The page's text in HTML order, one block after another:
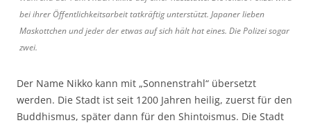
bei ihrer Öffentlichkeitsarbeit tatkräftig unterstützt. Japaner lieben
Maskottchen und jeder der etwas auf sich hält hat eines. Die Polizei sogar
zwei.
Der Name Nikko kann mit „Sonnenstrahl“ übersetzt
werden. Die Stadt ist seit 1200 Jahren heilig, zuerst für den
Buddhismus, später dann für den Shintoismus. Die Stadt